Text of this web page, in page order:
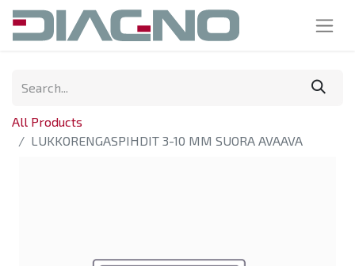
All Products
LUKKORENGASPIHDIT 3-10 MM SUORA AVAAVA